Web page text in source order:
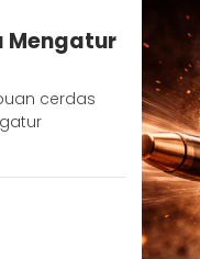
Mengatur
cerdas